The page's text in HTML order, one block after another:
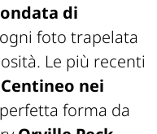
ondata di
foto trapelata
Le più recenti
nei
forma da